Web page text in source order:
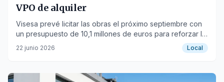
VPO de alquiler
Visesa prevé licitar las obras el próximo septiembre con
un presupuesto de 10,1 millones de euros para reforzar la
oferta de vivienda asequible.
22 junio 2026 Local